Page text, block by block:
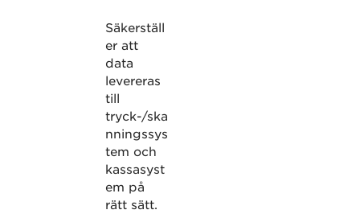
Säkerställ
er att
data
levereras
till
tryck-/ska
nningssys
tem och
kassasyst
em på
rätt sätt.